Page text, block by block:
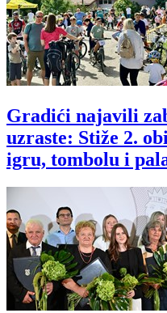
Gradići najavili
uzraste: Stiže 2.
igru, tombolu i